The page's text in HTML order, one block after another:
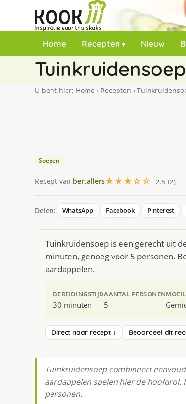
Home Recepten Nieuw
Tuinkruidensoep
U bent hier: Home › Recepten ›
Soepen
Recept van bertallers★★★☆☆ 2.5 (2)
Delen: WhatsApp Facebook Pinterest
Tuinkruidensoep is een gerecht uit
minuten, genoeg voor 5 personen.
aardappelen.
BEREIDINGSTIJD
30 minuten
AANTAL PERSONEN
5
Direct naar recept ↓ Beoordeel dit
Tuinkruidensoep combineert
aardappelen spelen hier de hoofdrol.
personen.